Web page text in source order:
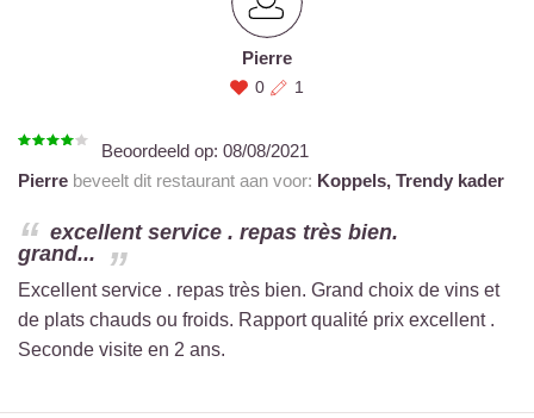
Pierre
0 1
Beoordeeld op: 08/08/2021
Pierre beveelt dit restaurant aan voor: Koppels, Trendy kader
excellent service . repas très bien.
grand...
Excellent service . repas très bien. Grand choix de vins et
de plats chauds ou froids. Rapport qualité prix excellent .
Seconde visite en 2 ans.